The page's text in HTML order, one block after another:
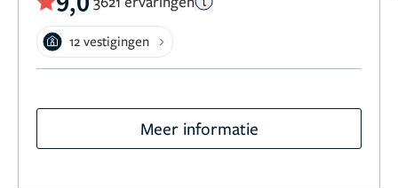
12 vestigingen
Meer informatie